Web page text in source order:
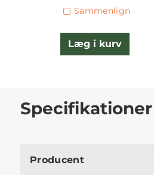
Sammenlign
Læg i kurv
Specifikationer
Producent